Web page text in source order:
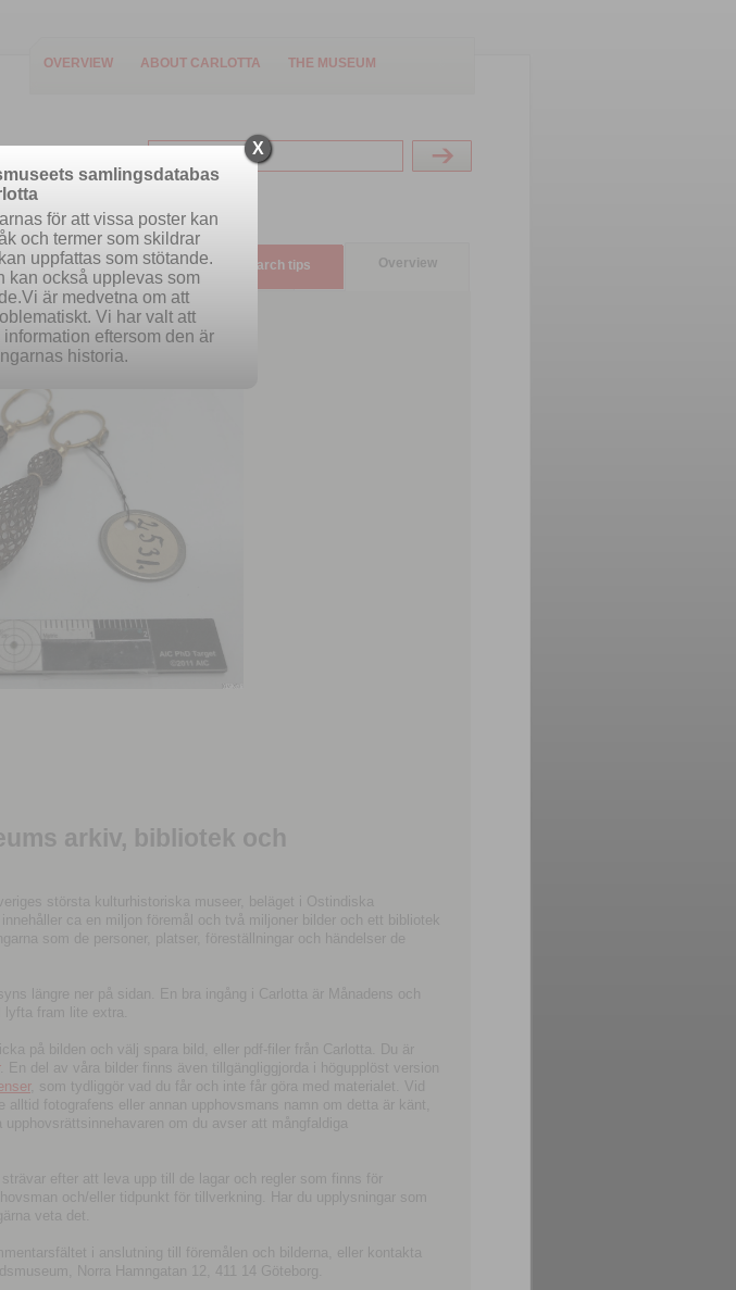
OVERVIEW ABOUT CARLOTTA THE MUSEUM
Advanced search Search tips Overview
arkiv, bibliotek och
största kulturhistoriska museer, beläget i Ostindiska
ca en miljon föremål och två miljoner bilder och ett bibliotek
som de personer, platser, föreställningar och händelser de
längre ner på sidan. En bra ingång i Carlotta är Månadens och
fram lite extra.
på bilden och välj spara bild, eller pdf-filer från Carlotta. Du är
. En del av våra bilder finns även tillgängliggjorda i högupplöst version
, som tydliggör vad du får och inte får göra med materialet. Vid
fotografens eller annan upphovsmans namn om detta är känt,
om du avser att mångfaldiga
efter att leva upp till de lagar och regler som finns för
och/eller tidpunkt för tillverkning. Har du upplysningar som
veta det.
i anslutning till föremålen och bilderna, eller kontakta
Norra Hamngatan 12, 411 14 Göteborg.
X
samlingsdatabas
för att vissa poster kan
och termer som skildrar
uppfattas som stötande.
kan också upplevas som
är medvetna om att
Vi har valt att
eftersom den är
historia.